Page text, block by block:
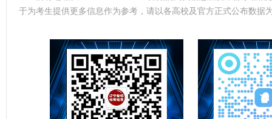
于为考生提供更多信息作为参考，请以各高校及官方正式公布数